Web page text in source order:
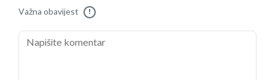
Važna obavijest !